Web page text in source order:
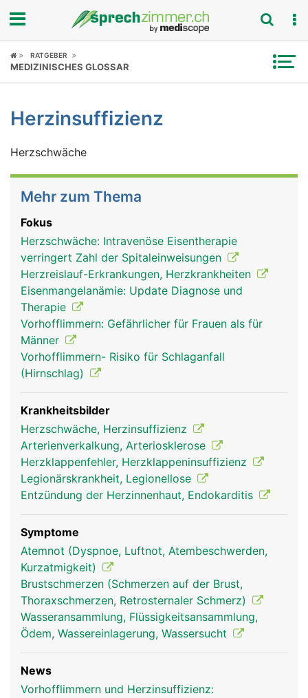
Fokus
Symptome
Untersuchungen
News
Ratgeber
Rubriken
RATGEBER
MEDIZINISCHES GLOSSAR
Herzinsuffizienz
Herzschwäche
Mehr zum Thema
Fokus
Herzschwäche: Intravenöse Eisentherapie
verringert Zahl der Spitaleinweisungen
Herzreislauf-Erkrankungen, Herzkrankheiten
Eisenmangelanämie: Update Diagnose und
Therapie
Vorhofflimmern: Gefährlicher für Frauen als für
Männer
Vorhofflimmern- Risiko für Schlaganfall
(Hirnschlag)
Krankheitsbilder
Herzschwäche, Herzinsuffizienz
Arterienverkalkung, Arteriosklerose
Herzklappenfehler, Herzklappeninsuffizienz
Legionärskrankheit, Legionellose
Entzündung der Herzinnenhaut, Endokarditis
Symptome
Atemnot (Dyspnoe, Luftnot, Atembeschwerden,
Kurzatmigkeit)
Brustschmerzen (Schmerzen auf der Brust,
Thoraxschmerzen, Retrosternaler Schmerz)
Wasseransammlung, Flüssigkeitsansammlung,
Ödem, Wassereinlagerung, Wassersucht
News
Vorhofflimmern und Herzinsuffizienz: